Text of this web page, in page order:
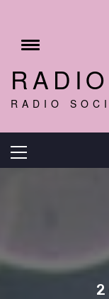
contenido
Cambiar
RADIO
principal
2